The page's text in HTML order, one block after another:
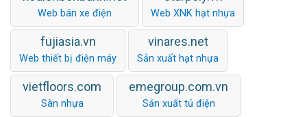
Web bán xe điện Web XNK hạt nhựa
fujiasia.vn
Web thiết bị điện máy
vinares.net
Sản xuất hạt nhựa
vietfloors.com
Sàn nhựa
emegroup.com.vn
Sản xuất tủ điện